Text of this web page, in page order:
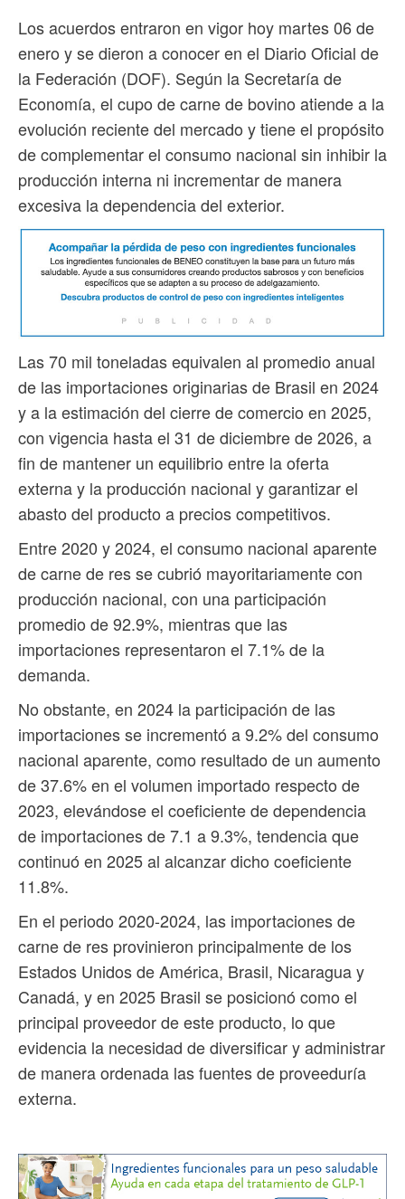
Los acuerdos entraron en vigor hoy martes 06 de
enero y se dieron a conocer en el Diario Oficial de
la Federación (DOF). Según la Secretaría de
Economía, el cupo de carne de bovino atiende a la
evolución reciente del mercado y tiene el propósito
de complementar el consumo nacional sin inhibir la
producción interna ni incrementar de manera
excesiva la dependencia del exterior.
Las 70 mil toneladas equivalen al promedio anual
de las importaciones originarias de Brasil en 2024
y a la estimación del cierre de comercio en 2025,
con vigencia hasta el 31 de diciembre de 2026, a
fin de mantener un equilibrio entre la oferta
externa y la producción nacional y garantizar el
abasto del producto a precios competitivos.
Entre 2020 y 2024, el consumo nacional aparente
de carne de res se cubrió mayoritariamente con
producción nacional, con una participación
promedio de 92.9%, mientras que las
importaciones representaron el 7.1% de la
demanda.
No obstante, en 2024 la participación de las
importaciones se incrementó a 9.2% del consumo
nacional aparente, como resultado de un aumento
de 37.6% en el volumen importado respecto de
2023, elevándose el coeficiente de dependencia
de importaciones de 7.1 a 9.3%, tendencia que
continuó en 2025 al alcanzar dicho coeficiente
11.8%.
En el periodo 2020-2024, las importaciones de
carne de res provinieron principalmente de los
Estados Unidos de América, Brasil, Nicaragua y
Canadá, y en 2025 Brasil se posicionó como el
principal proveedor de este producto, lo que
evidencia la necesidad de diversificar y administrar
de manera ordenada las fuentes de proveeduría
externa.